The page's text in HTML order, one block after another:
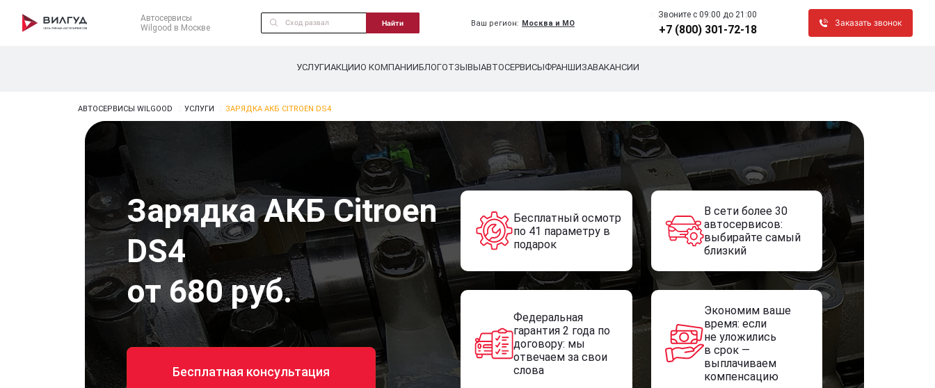
Автосервисы
Wilgood в Москве
Найти Ваш регион: Москва и МО
Звоните c 09:00 до 21:00
+7 (800) 301-72-18
Заказать звонок
УСЛУГИАКЦИИО КОМПАНИИБЛОГОТЗЫВЫАВТОСЕРВИСЫФРАНШИЗАВАКАНСИИ
АВТОСЕРВИСЫ WILGOOD УСЛУГИ ЗАРЯДКА АКБ CITROEN DS4
Зарядка АКБ Citroen
DS4
от 680 руб.
Бесплатная консультация
Бесплатный осмотр
по 41 параметру в
подарок
В сети более 30
автосервисов:
выбирайте самый
близкий
Федеральная
гарантия 2 года по
договору: мы
отвечаем за свои
слова
Экономим ваше
время: если
не уложились
в срок —
выплачиваем
компенсацию